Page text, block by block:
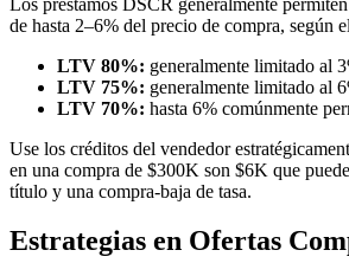
de hasta 2–6% del precio de compra, según
LTV 80%: generalmente limitado al
LTV 75%: generalmente limitado al
LTV 70%: hasta 6% comúnmente
Use los créditos del vendedor
en una compra de $300K son $6K que
título y una compra-baja de tasa.
Estrategias en Ofertas